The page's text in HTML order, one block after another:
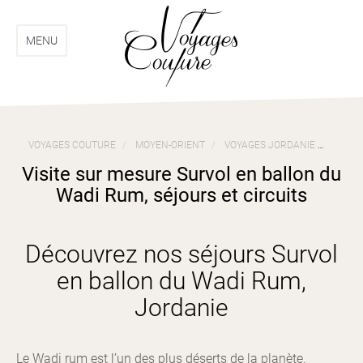
menu
contenuMENU
VOYAGES COUTURE MOYEN-ORIENT VOYAGES JORDANIE
Visite sur mesure Survol en ballon du
Wadi Rum, séjours et circuits
Découvrez nos séjours Survol
en ballon du Wadi Rum,
Jordanie
Le Wadi rum est l’un des plus déserts de la planète.